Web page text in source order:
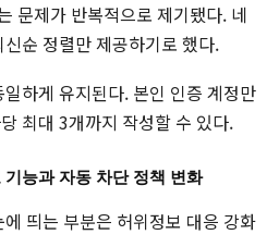
문제가 반복적으로 제기됐다. 네
순 정렬만 제공하기로 했다.
하게 유지된다. 본인 인증 계정만
최대 3개까지 작성할 수 있다.
능과 자동 차단 정책 변화
띄는 부분은 허위정보 대응 강화